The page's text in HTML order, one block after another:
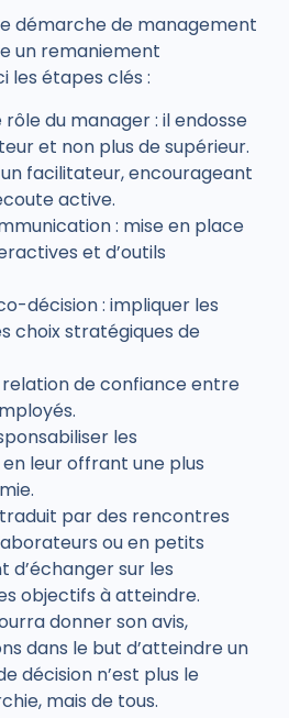
démarche de management
un remaniement
les étapes clés :
rôle du manager : il endosse
et non plus de supérieur.
facilitateur, encourageant
active.
: mise en place
et d’outils
décision : impliquer les
choix stratégiques de
de confiance entre
les
leur offrant une plus
par des rencontres
ou en petits
sur les
objectifs à atteindre.
donner son avis,
dans le but d’atteindre un
décision n’est plus le
mais de tous.